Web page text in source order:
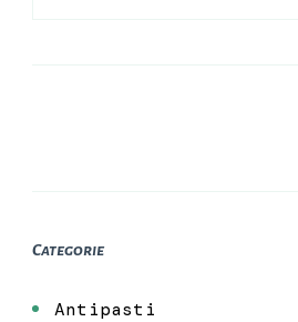
Categorie
Antipasti